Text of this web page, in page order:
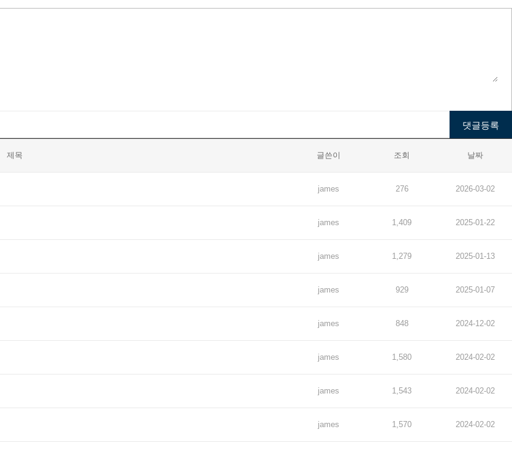
제목 글쓴이 조회 날짜
james 276 2026-03-02
james 1,409 2025-01-22
james 1,279 2025-01-13
james 929 2025-01-07
james 848 2024-12-02
james 1,580 2024-02-02
james 1,543 2024-02-02
james 1,570 2024-02-02